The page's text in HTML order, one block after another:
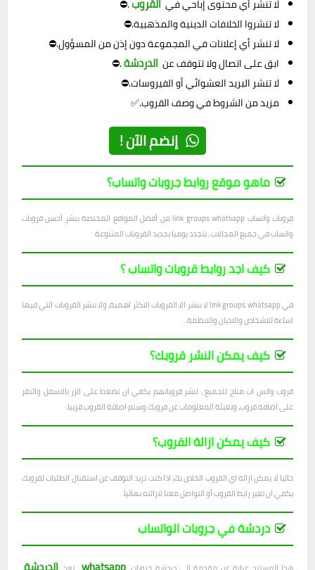
لا تنشر أي محتوى إباحي في
.⛔
لا تنشروا الخلافات الدينية والمذهبية.⛔
لا تنشر أي إعلانات في المجموعة دون إذن من المسؤول.⛔
ابق على اتصال ولا تتوقف عن الدردشة.⛔
لا تنشر البريد العشوائي أو الفيروسات.⛔
مزيد من الشروط في وصف القروب.✅
إنضم الآن !
ماهو موقع روابط جروبات واتساب؟
قروبات واتساب link groups whatsapp من أفضل المواقع المختصة بنشر أحسن قروبات
واتساب في جميع المجالات ، بتجدد يوميا بجديد القروبات المتنوعة.
كيف اجد روابط قروبات واتساب ؟
في link groups whatsapp لا ننشر الا القروبات الاكثر اهمية، ولا ننشر القروبات التي فيها
اساءة للاشخاص والاديان والانظمة...
كيف يمكن النشر قروبك؟
قروب واتس اب متاح للجميع ، لنشر قروباتهم يكفي ان تضغط على الزر بالاسفل والنقر
على اضافة قروب، وتعبئة المعلومات عن قروبك وستم اصافة القروب قريبا.
كيف يمكن ازالة القروب؟
حاليا لا يمكن ازالة اي القروب الخاص بك، اذا كنت تريد التوقف عن استقبال الطلبات لقروبك
يكفي ان تغير رابط القروب أو التواصل معنا لازالته نهائيا.
دردشة في جروبات الواتساب